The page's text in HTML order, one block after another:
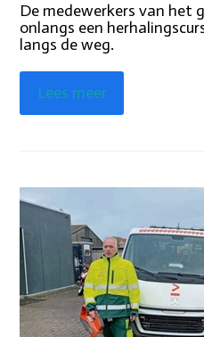
De medewerkers van het
onlangs een
langs de weg.
Lees meer